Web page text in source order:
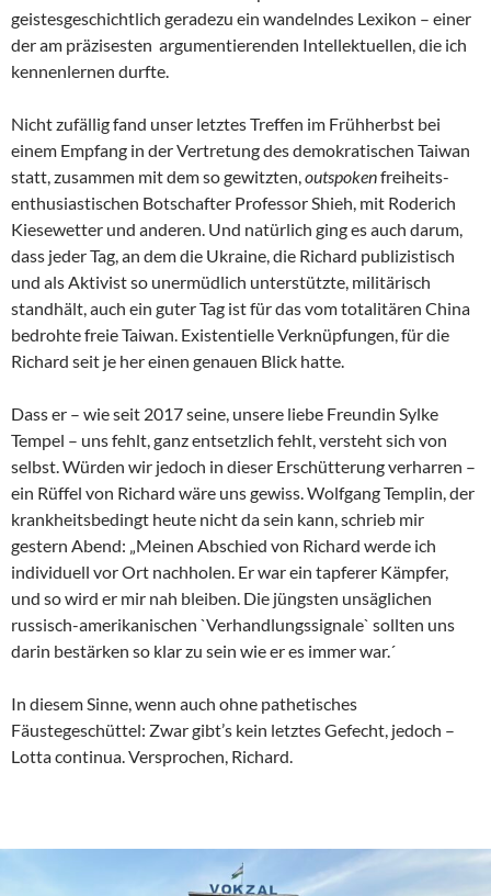
geistesgeschichtlich geradezu ein wandelndes Lexikon – einer
der am präzisesten argumentierenden Intellektuellen, die ich
kennenlernen durfte.
Nicht zufällig fand unser letztes Treffen im Frühherbst bei
einem Empfang in der Vertretung des demokratischen Taiwan
statt, zusammen mit dem so gewitzten,outspokenfreiheits-
enthusiastischen Botschafter Professor Shieh, mit Roderich
Kiesewetter und anderen. Und natürlich ging es auch darum,
dass jeder Tag, an dem die Ukraine, die Richard publizistisch
und als Aktivist so unermüdlich unterstützte, militärisch
standhält, auch ein guter Tag ist für das vom totalitären China
bedrohte freie Taiwan. Existentielle Verknüpfungen, für die
Richard seit je her einen genauen Blick hatte.
Dass er – wie seit 2017 seine, unsere liebe Freundin Sylke
Tempel – uns fehlt, ganz entsetzlich fehlt, versteht sich von
selbst. Würden wir jedoch in dieser Erschütterung verharren –
ein Rüffel von Richard wäre uns gewiss. Wolfgang Templin, der
krankheitsbedingt heute nicht da sein kann, schrieb mir
gestern Abend: „Meinen Abschied von Richard werde ich
individuell vor Ort nachholen. Er war ein tapferer Kämpfer,
und so wird er mir nah bleiben. Die jüngsten unsäglichen
russisch-amerikanischen `Verhandlungssignale` sollten uns
darin bestärken so klar zu sein wie er es immer war.´
In diesem Sinne, wenn auch ohne pathetisches
Fäustegeschüttel: Zwar gibt’s kein letztes Gefecht, jedoch –
Lotta continua. Versprochen, Richard.